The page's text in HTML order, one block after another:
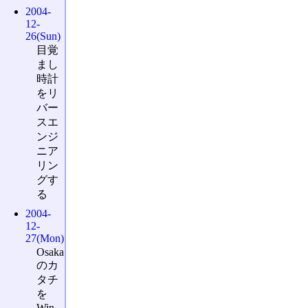
2004-
12-
26(Sun)
目覚
まし
時計
をリ
バー
スエ
ンジ
ニア
リン
グす
る
2004-
12-
27(Mon)
Osaka
のカ
タチ
を